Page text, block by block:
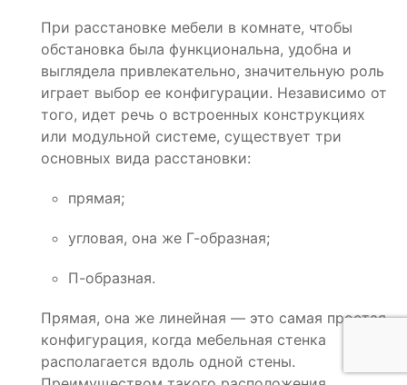
При расстановке мебели в комнате, чтобы
обстановка была функциональна, удобна и
выглядела привлекательно, значительную роль
играет выбор ее конфигурации. Независимо от
того, идет речь о встроенных конструкциях
или модульной системе, существует три
основных вида расстановки:
прямая;
угловая, она же Г-образная;
П-образная.
Прямая, она же линейная — это самая простая
конфигурация, когда мебельная стенка
располагается вдоль одной стены.